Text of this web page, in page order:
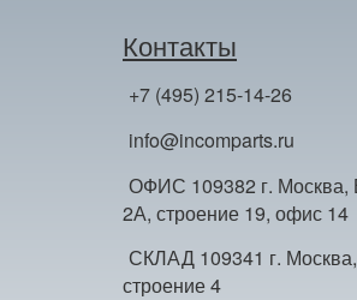
Контакты
+7 (495) 215-14-26
info@incomparts.ru
ОФИС 109382 г. Москва,
2А, строение 19, офис 14
СКЛАД 109341 г.
строение 4